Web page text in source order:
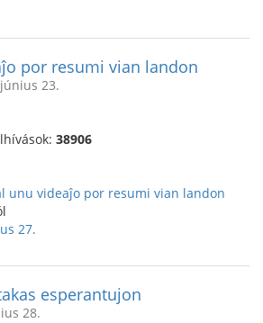
por resumi vian landon
23.
38906
unu videaĵo por resumi vian landon
27.
esperantujon
28.